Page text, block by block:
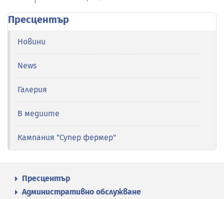
Пресцентър
Новини
News
Галерия
В медиите
Кампания "Супер фермер"
Пресцентър
Административно обслужване